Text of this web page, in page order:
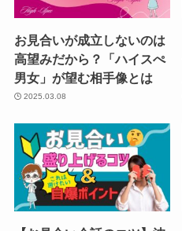
お見合いが成立しないのは
高望みだから？「ハイスぺ
男女」が望む相手像とは
2025.03.08